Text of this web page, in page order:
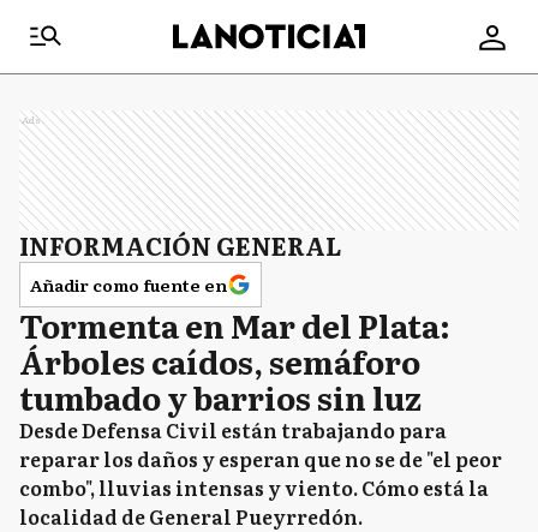
Ads
INFORMACIÓN GENERAL
Añadir como fuente en
Tormenta en Mar del Plata:
Árboles caídos, semáforo
tumbado y barrios sin luz
Desde Defensa Civil están trabajando para
reparar los daños y esperan que no se de "el peor
combo", lluvias intensas y viento. Cómo está la
localidad de General Pueyrredón.